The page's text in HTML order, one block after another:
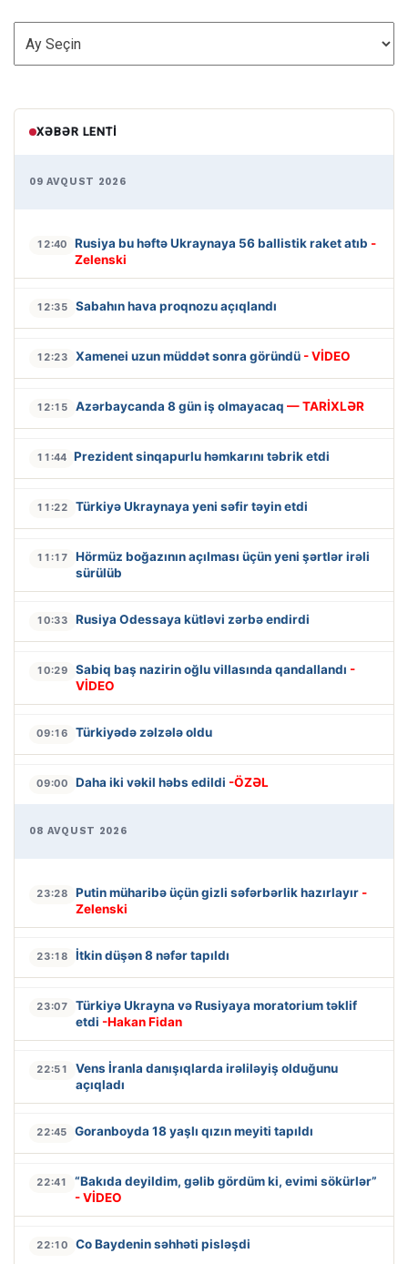
ARXİV
XƏBƏR LENTI
09 AVQUST 2026
12:40 Rusiya bu həftə Ukraynaya 56 ballistik raket atıb -
Zelenski
12:35 Sabahın hava proqnozu açıqlandı
12:23 Xamenei uzun müddət sonra göründü - VİDEO
12:15 Azərbaycanda 8 gün iş olmayacaq — TARİXLƏR
11:44 Prezident sinqapurlu həmkarını təbrik etdi
11:22 Türkiyə Ukraynaya yeni səfir təyin etdi
11:17
Hörmüz boğazının açılması üçün yeni şərtlər irəli
sürülüb
10:33 Rusiya Odessaya kütləvi zərbə endirdi
10:29 Sabiq baş nazirin oğlu villasında qandallandı -
VİDEO
09:16 Türkiyədə zəlzələ oldu
09:00 Daha iki vəkil həbs edildi -ÖZƏL
08 AVQUST 2026
23:28 Putin müharibə üçün gizli səfərbərlik hazırlayır -
Zelenski
23:18 İtkin düşən 8 nəfər tapıldı
23:07
Türkiyə Ukrayna və Rusiyaya moratorium təklif
etdi -Hakan Fidan
22:51
Vens İranla danışıqlarda irəliləyiş olduğunu
açıqladı
22:45 Goranboyda 18 yaşlı qızın meyiti tapıldı
22:41
“Bakıda deyildim, gəlib gördüm ki, evimi sökürlər”
- VİDEO
22:10 Co Baydenin səhhəti pisləşdi